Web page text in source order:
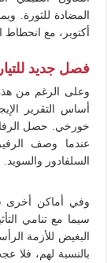
المضادة للثورة.
أكتوبر، مع انحطاط
فصل جديد
وعلى الرغم من
أساس التقرير
خورخي. حصل
عندما وصف
السلفادور والسويد.
وفي أماكن أخرى
سيما مع تنامي
البغيض للأزمة
بالنسبة لهم، فلا